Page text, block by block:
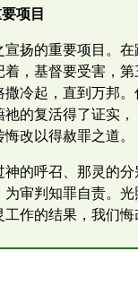
项目
扬的重要项目。
，基督要受害，
冷起，直到万邦
的复活得了证实
改以得赦罪之道。
的呼召、那灵的
审判知罪自责。
作的结果，我们